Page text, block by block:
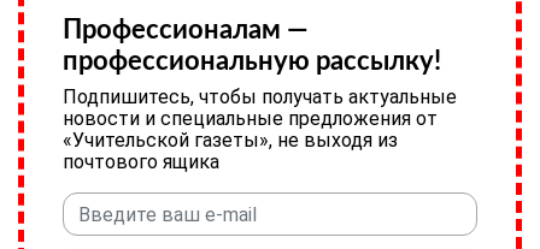
Профессионалам —
профессиональную рассылку!
Подпишитесь, чтобы получать актуальные
новости и специальные предложения от
«Учительской газеты», не выходя из
почтового ящика